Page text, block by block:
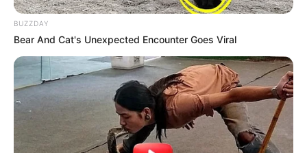
BUZZDAY
Bear And Cat's Unexpected Encounter Goes Viral